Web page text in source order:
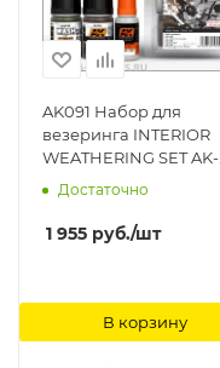
AK091 Набор для
везеринга INTERIOR
WEATHERING SET AK-
Interactive
Достаточно
1 955 руб./шт
В корзину